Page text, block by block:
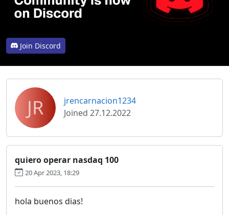
Join Discord
JR
jrencarnacion1234
Joined 27.12.2022
quiero operar nasdaq 100
20 Apr 2023, 18:29
hola buenos dias!